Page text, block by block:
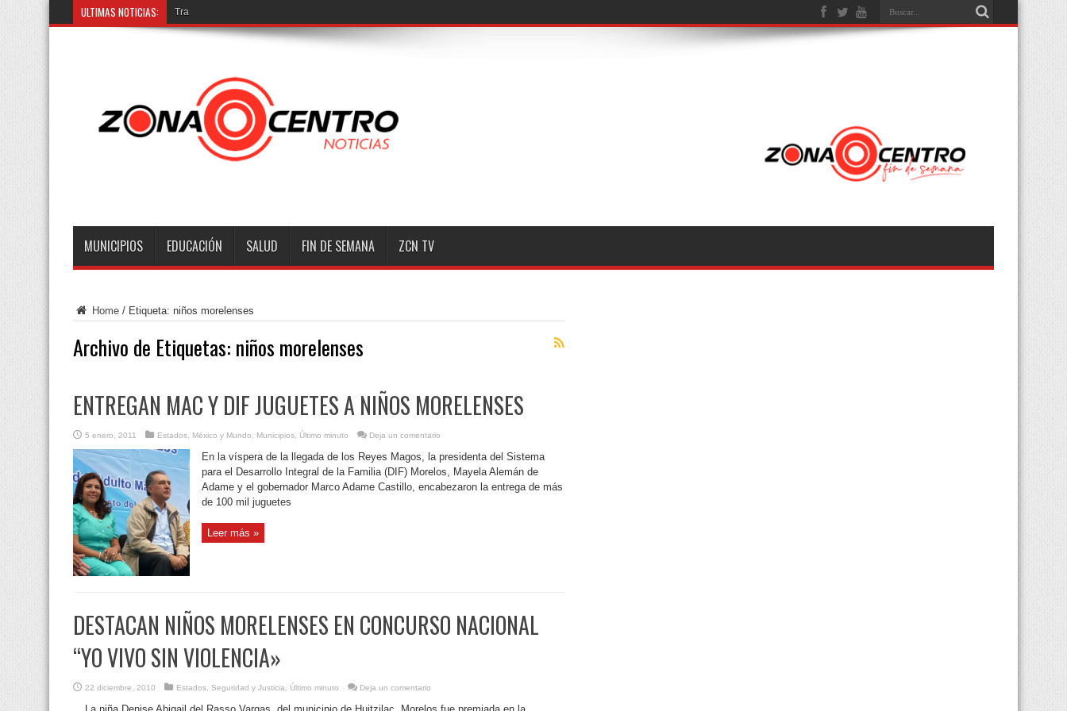
ULTIMAS NOTICIAS: Trasladan ví
MUNICIPIOS EDUCACIÓN SALUD FIN DE SEMANA ZCN TV
Home / Etiqueta: niños morelenses
Archivo de Etiquetas: niños morelenses
ENTREGAN MAC Y DIF JUGUETES A NIÑOS MORELENSES
5 enero, 2011 Estados México y Mundo Municipios Último minuto Deja un comentario
En la víspera de la llegada de los Reyes Magos, la presidenta del Sistema
para el Desarrollo Integral de la Familia (DIF) Morelos, Mayela Alemán de
Adame y el gobernador Marco Adame Castillo, encabezaron la entrega de más
de 100 mil juguetes
Leer más »
DESTACAN NIÑOS MORELENSES EN CONCURSO NACIONAL
“YO VIVO SIN VIOLENCIA»
22 diciembre, 2010 Estados Seguridad y Justicia Último minuto Deja un comentario